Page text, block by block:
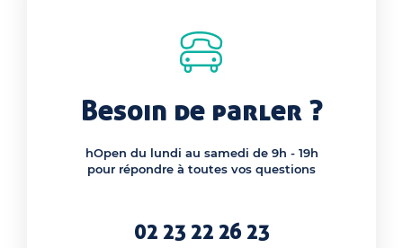
Besoin de parler ?
hOpen du lundi au samedi de 9h - 19h
pour répondre à toutes vos questions
02 23 22 26 23